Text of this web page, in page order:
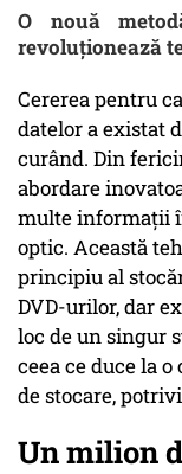
O nouă
revoluționează
Cererea pentru
datelor a existat
curând. Din
abordare
multe informații
optic. Această
principiu al
DVD-urilor, dar
loc de un singur
ceea ce duce la
de stocare,
Un milion